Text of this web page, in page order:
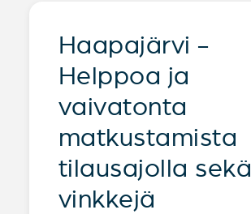
Haapajärvi -
Helppoa ja
vaivatonta
matkustamista
tilausajolla sekä
vinkkejä